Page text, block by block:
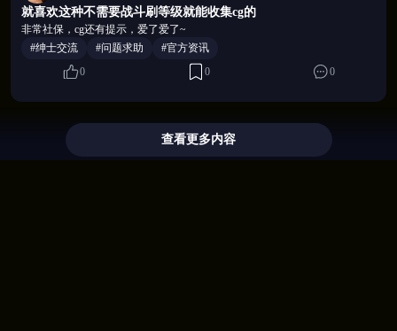
【角色塑造·深度互动】
重点刻画主要角色：
每位可攻略角色具备完整背景设定
独立故事线展现个性与经历
众多任务推动关系发展
互动选择影响角色命运
就喜欢这种不需要战斗刷等级就能收集cg的
非常社保，cg还有提示，爱了爱了~
#绅士交流
#问题求助
#官方资讯
0
0 0
查看更多内容